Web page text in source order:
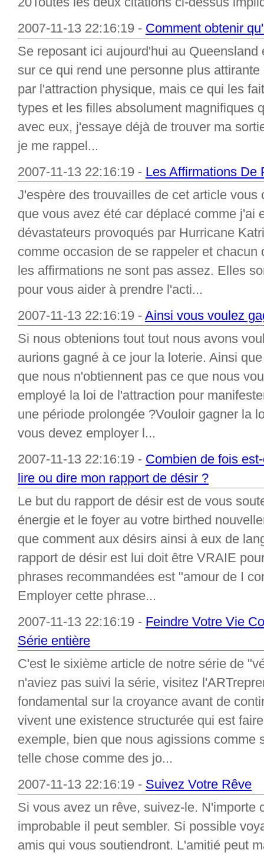
2007-11-13 22:16:19 - Comment obtenir
Se reposant ici aujourd'hui au
sur ce qui rend une personne plus
par l'attraction physique, mais ce qui les
types et les filles absolument magnifiques
avec eux, j'essaye déjà de trouver ma
je me rappel...
2007-11-13 22:16:19 - Les Affirmations De
J'espère des trouvailles de cet article vous
que vous avez été car déplacé comme j'ai
dévastateurs provoqués par Hurricane
comme occasion de se rappeler et
les affirmations ne sont pas assez. Elles
pour vous aider à prendre l'acti...
2007-11-13 22:16:19 - Ainsi vous voulez
Si nous obtenions tout tout nous avons
aurions gagné à ce jour la loterie. Ainsi
que nous n'obtiennent pas ce que nous
employé la loi de l'attraction pour
une période prolongée ?Vouloir gagner la
vous devez employer l...
2007-11-13 22:16:19 - Combien de fois
lire ou dire mon rapport de désir ?
Le but du rapport de désir est de vous
énergie et le foyer au votre birthed
que comment aux désirs ainsi à eux de
rapport de désir est lui doit être VRAIE
phrases recommandées est "amour de I
Employer cette phrase...
2007-11-13 22:16:19 - Feindre Votre Vie
Série entière
C'est le sixième article de notre série de
n'aviez pas suivi la série, visitez
fondamental sur la croyance avant de
vivent une existence structurée qui est
exemple, bien que nous agissions comme
telle chose comme des jo...
2007-11-13 22:16:19 - Suivez Votre Rêve
Si vous avez un rêve, suivez-le. N'importe
improbable il peut sembler. Si possible
amis qui vous soutiendront. L'amitié peut